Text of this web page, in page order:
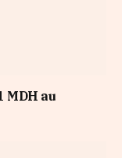
MDH au